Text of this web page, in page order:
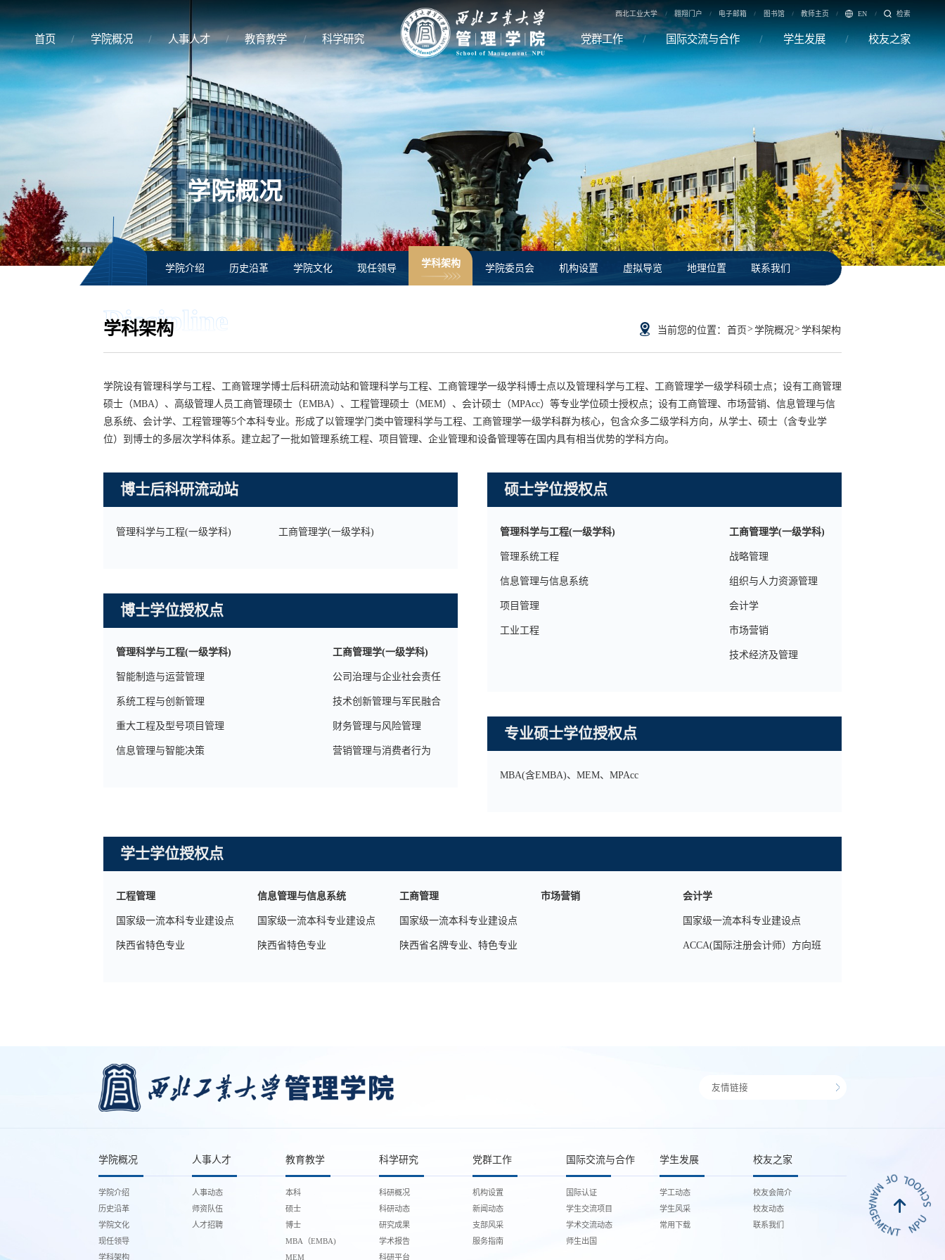
西北工业大学 翱翔门户 电子邮箱 图书馆 教师主页 EN 检索
首页 学院概况 人事人才 教育教学 科学研究 党群工作 国际交流与合作 学生发展 校友之家
学院概况
学院介绍 历史沿革 学院文化 现任领导 学科架构 学院委员会 机构设置 虚拟导览 地理位置 联系我们
学科架构
Discipline 当前您的位置： 首页> 学院概况> 学科架构
学院设有管理科学与工程、工商管理学博士后科研流动站和管理科学与工程、工商管理学一级学科博士点以及管理科学与工程、工商管理学一级学科硕士点；设有工商管理
硕士（MBA）、高级管理人员工商管理硕士（EMBA）、工程管理硕士（MEM）、会计硕士（MPAcc）等专业学位硕士授权点；设有工商管理、市场营销、信息管理与信
息系统、会计学、工程管理等5个本科专业。形成了以管理学门类中管理科学与工程、工商管理学一级学科群为核心，包含众多二级学科方向，从学士、硕士（含专业学
位）到博士的多层次学科体系。建立起了一批如管理系统工程、项目管理、企业管理和设备管理等在国内具有相当优势的学科方向。
博士后科研流动站
管理科学与工程(一级学科) 工商管理学(一级学科)
博士学位授权点
管理科学与工程(一级学科)
智能制造与运营管理
系统工程与创新管理
重大工程及型号项目管理
信息管理与智能决策
工商管理学(一级学科)
公司治理与企业社会责任
技术创新管理与军民融合
财务管理与风险管理
营销管理与消费者行为
硕士学位授权点
管理科学与工程(一级学科)
管理系统工程
信息管理与信息系统
项目管理
工业工程
工商管理学(一级学科)
战略管理
组织与人力资源管理
会计学
市场营销
技术经济及管理
专业硕士学位授权点
MBA(含EMBA)、MEM、MPAcc
学士学位授权点
工程管理
国家级一流本科专业建设点
陕西省特色专业
信息管理与信息系统
国家级一流本科专业建设点
陕西省特色专业
工商管理
国家级一流本科专业建设点
陕西省名牌专业、特色专业
市场营销 会计学
国家级一流本科专业建设点
ACCA(国际注册会计师）方向班
友情链接
学院概况
学院介绍
历史沿革
学院文化
现任领导
学科架构
人事人才
人事动态
师资队伍
人才招聘
教育教学
本科
硕士
博士
MBA（EMBA)
MEM
科学研究
科研概况
科研动态
研究成果
学术报告
科研平台
党群工作
机构设置
新闻动态
支部风采
服务指南
国际交流与合作
国际认证
学生交流项目
学术交流动态
师生出国
学生发展
学工动态
学生风采
常用下载
校友之家
校友会简介
校友动态
联系我们